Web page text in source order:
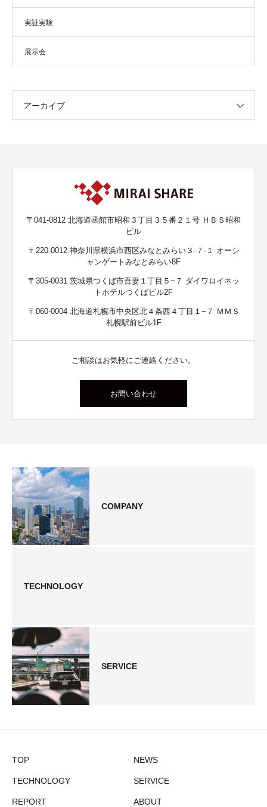
実証実験
展示会
アーカイブ
〒041-0812 北海道函館市昭和３丁目３５番２１号 ＨＢＳ昭和
ビル
〒220-0012 神奈川県横浜市西区みなとみらい３-７-１ オーシ
ャンゲートみなとみらい8F
〒305-0031 茨城県つくば市吾妻１丁目５−７ ダイワロイネッ
トホテルつくばビル2F
〒060-0004 北海道札幌市中央区北４条西４丁目１−７ ＭＭＳ
札幌駅前ビル1F
ご相談はお気軽にご連絡ください。
お問い合わせ
COMPANY
TECHNOLOGY
SERVICE
TOP NEWS
TECHNOLOGY SERVICE
REPORT ABOUT